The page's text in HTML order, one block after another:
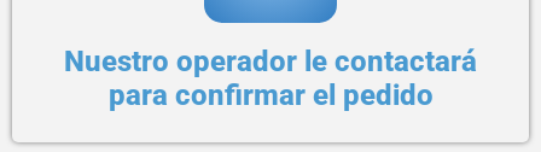
Nuestro operador le contactará
para confirmar el pedido